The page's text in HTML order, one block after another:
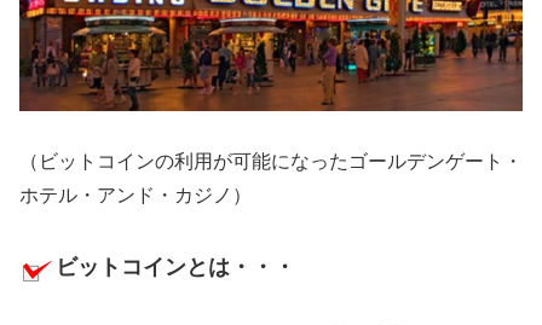
（ビットコインの利用が可能になったゴールデンゲート・
ホテル・アンド・カジノ）
ビットコインとは・・・